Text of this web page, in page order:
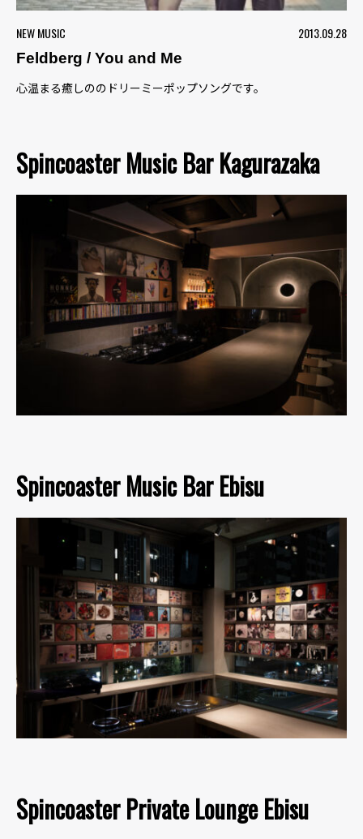
NEW MUSIC
2013.09.28
Feldberg / You and Me
心温まる癒しののドリーミーポップソングです。
Spincoaster Music Bar Kagurazaka
Spincoaster Music Bar Ebisu
Spincoaster Private Lounge Ebisu